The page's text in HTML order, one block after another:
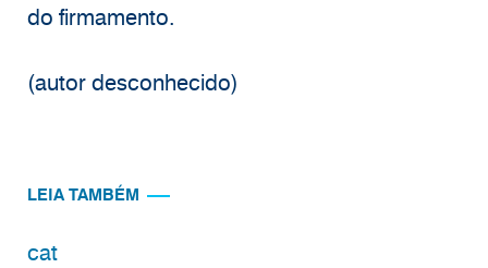
do firmamento.
(autor desconhecido)
LEIA TAMBÉM
cat